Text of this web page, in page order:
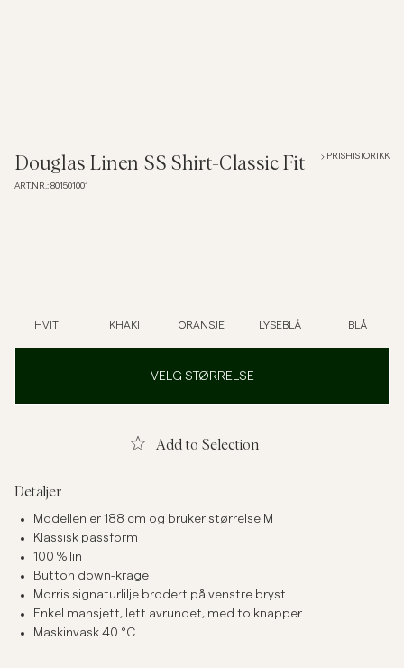
Skjorter
T-skjorter
Undertøy
Douglas Linen SS Shirt-Classic Fit
ART.NR.: 801501001
PRISHISTORIKK
HVIT KHAKI ORANSJE LYSEBLÅ BLÅ
VELG STØRRELSE
Add to Selection
Detaljer
Modellen er 188 cm og bruker størrelse M
Klassisk passform
100 % lin
Button down-krage
Morris signaturlilje brodert på venstre bryst
Enkel mansjett, lett avrundet, med to knapper
Maskinvask 40 °C